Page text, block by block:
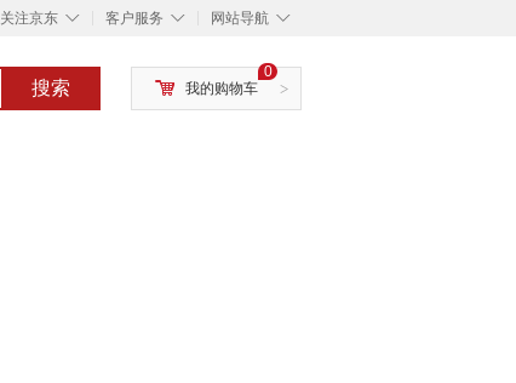
◇
关注京东 ◇
客户服务 ◇
网站导航
搜索 >
0
我的购物车